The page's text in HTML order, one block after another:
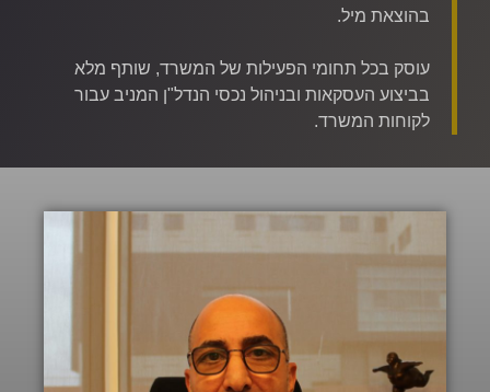
בהוצאת מיל.
עוסק בכל תחומי הפעילות של המשרד, שותף מלא
בביצוע העסקאות ובניהול נכסי הנדל"ן המניב עבור
לקוחות המשרד.